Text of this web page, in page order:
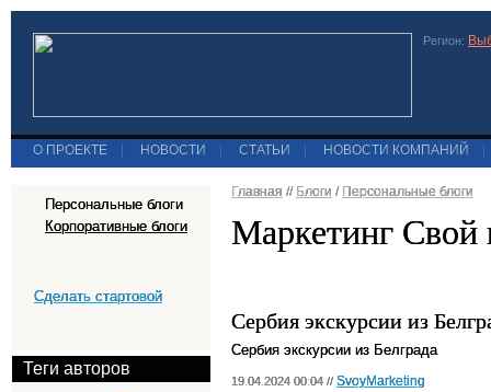
Регион:
О ПРОЕКТЕ НОВОСТИ СТАТЬИ НОВОСТИ КОМПАНИЙ
Персональные блоги
Корпоративные блоги
Сделать стартовой
Теги авторов
Главная // Блоги / Персональные блоги
Маркетинг Свой
Сербия экскурсии из
Сербия экскурсии из Белграда
19.04.2024 00:04 // SvoyMarketing